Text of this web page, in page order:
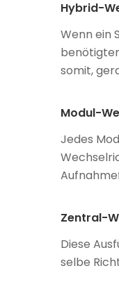
Hybrid-
Wenn ein
somit,
Modul-
Jedes
Zentral-
Diese
selbe